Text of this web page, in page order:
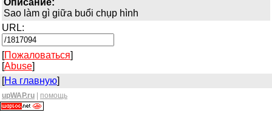
Описание:
Sao làm gì giữa buổi chụp hình
URL:
[Пожаловаться]
[Abuse]
[На главную]
upWAP.ru помощь